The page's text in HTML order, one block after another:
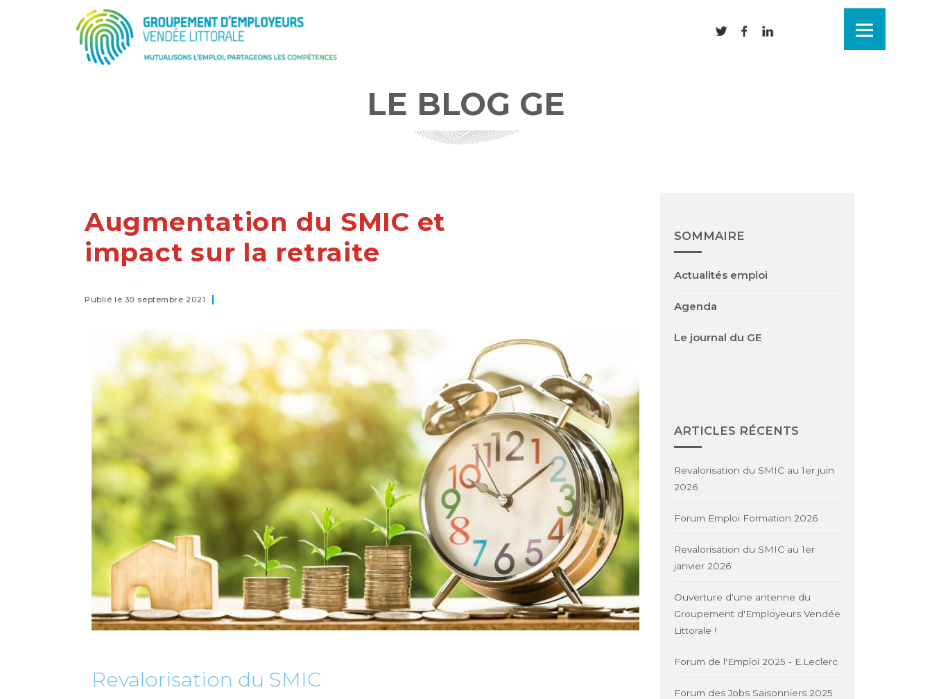
LE BLOG GE
Augmentation du SMIC et
impact sur la retraite
Publié le 30 septembre 2021
Revalorisation du SMIC
SOMMAIRE
Actualités emploi
Agenda
Le journal du GE
ARTICLES RÉCENTS
Revalorisation du SMIC au 1er juin
2026
Forum Emploi Formation 2026
Revalorisation du SMIC au 1er
janvier 2026
Ouverture d'une antenne du
Groupement d'Employeurs Vendée
Littorale !
Forum de l'Emploi 2025 - E.Leclerc
Forum des Jobs Saisonniers 2025